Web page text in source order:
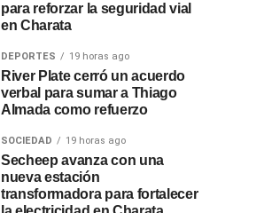
para reforzar la seguridad vial
en Charata
DEPORTES 19 horas ago
River Plate cerró un acuerdo
verbal para sumar a Thiago
Almada como refuerzo
SOCIEDAD 19 horas ago
Secheep avanza con una
nueva estación
transformadora para fortalecer